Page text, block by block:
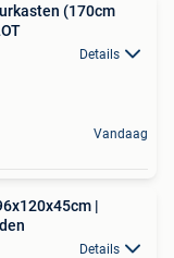
(170cm
Details
Vandaag
|
Details